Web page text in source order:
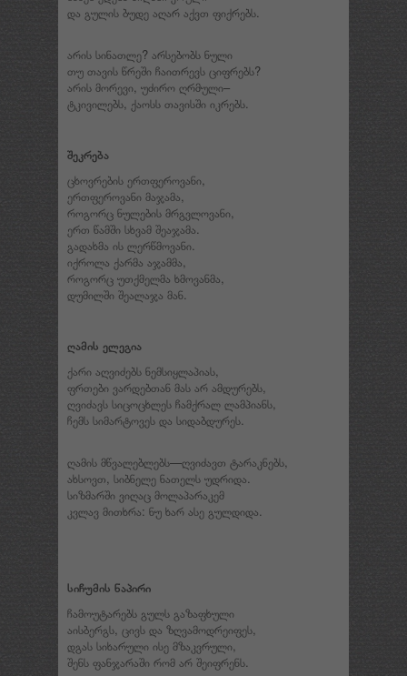
და გულის ბუდე აღარ აქვთ ფიქრებს.
არის სინათლე? არსებობს ნული
თუ თავის წრეში ჩაითრევს ციფრებს?
არის მორევი, უძირო ღრმული–
ტკივილებს, ქაოსს თავისში იკრებს.
შეკრება
ცხოვრების ერთფეროვანი,
ერთფეროვანი მაჯამა,
როგორც ნულების მრგვლოვანი,
ერთ წამში სხვამ შეაჯამა.
გადახმა ის ლერწმოვანი.
იქროლა ქარმა აჯამმა,
როგორც უთქმელმა ხმოვანმა,
დუმილში შეალაჯა მან.
ღამის ელეგია
ქარი აღვიძებს ნემსიყლაპიას,
ფრთები ვარდებთან მას არ ამდურებს,
ღვიძავს სიცოცხლეს ჩამქრალ ლამპიანს,
ჩემს სიმარტოვეს და სიდაბდურეს.
ღამის მწვალებლებს—ღვიძავთ ტარაკნებს,
ახსოვთ, სიბნელე ნათელს უდრიდა.
სიზმარში ვიღაც მოლაპარაკემ
კვლავ მითხრა: ნუ ხარ ასე გულდიდა.
სიჩუმის ნაპირი
ჩამოუტარებს გულს გაზაფხული
აისბერგს, ცივს და ზღვამოდრეიფეს,
დგას სიხარული ისე მზაკვრული,
შენს ფანჯარაში რომ არ შეიფრენს.